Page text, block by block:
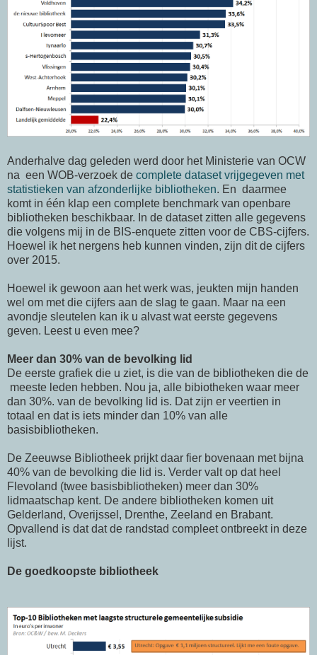
Anderhalve dag geleden werd door het Ministerie van OCW
na een WOB-verzoek de complete dataset vrijgegeven met
statistieken van afzonderlijke bibliotheken. En daarmee
komt in één klap een complete benchmark van openbare
bibliotheken beschikbaar. In de dataset zitten alle gegevens
die volgens mij in de BIS-enquete zitten voor de CBS-cijfers.
Hoewel ik het nergens heb kunnen vinden, zijn dit de cijfers
over 2015.
Hoewel ik gewoon aan het werk was, jeukten mijn handen
wel om met die cijfers aan de slag te gaan. Maar na een
avondje sleutelen kan ik u alvast wat eerste gegevens
geven. Leest u even mee?
Meer dan 30% van de bevolking lid
De eerste grafiek die u ziet, is die van de bibliotheken die de
meeste leden hebben. Nou ja, alle bibiotheken waar meer
dan 30%. van de bevolking lid is. Dat zijn er veertien in
totaal en dat is iets minder dan 10% van alle
basisbibliotheken.
De Zeeuwse Bibliotheek prijkt daar fier bovenaan met bijna
40% van de bevolking die lid is. Verder valt op dat heel
Flevoland (twee basisbibliotheken) meer dan 30%
lidmaatschap kent. De andere bibliotheken komen uit
Gelderland, Overijssel, Drenthe, Zeeland en Brabant.
Opvallend is dat dat de randstad compleet ontbreekt in deze
lijst.
De goedkoopste bibliotheek